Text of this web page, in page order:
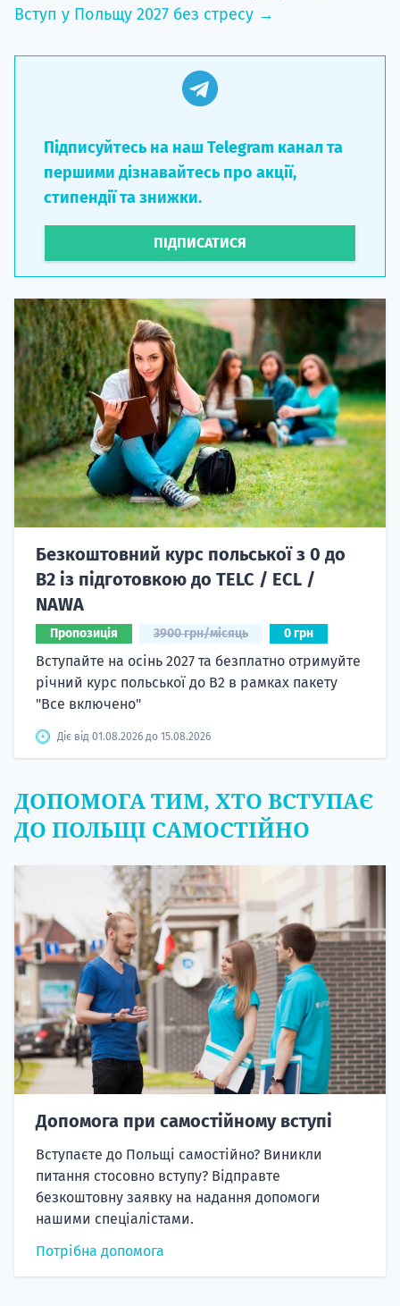
Вступ у Польщу 2027 без стресу →
Підписуйтесь на наш Telegram канал та
першими дізнавайтесь про акції,
стипендії та знижки.
ПІДПИСАТИСЯ
Безкоштовний курс польської з 0 до
B2 із підготовкою до TELC / ECL /
NAWA
Пропозиція 3900 грн/місяць 0 грн
Вступайте на осінь 2027 та безплатно отримуйте
річний курс польської до B2 в рамках пакету
"Все включено"
Діє від 01.08.2026 до 15.08.2026
ДОПОМОГА ТИМ, ХТО ВСТУПАЄ
ДО ПОЛЬЩІ САМОСТІЙНО
Допомога при самостійному вступі
Вступаєте до Польщі самостійно? Виникли
питання стосовно вступу? Відправте
безкоштовну заявку на надання допомоги
нашими спеціалістами.
Потрібна допомога